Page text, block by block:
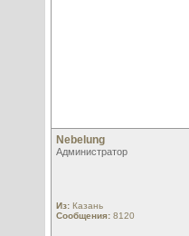
Nebelung
Администратор
Из: Казань
Сообщения: 8120